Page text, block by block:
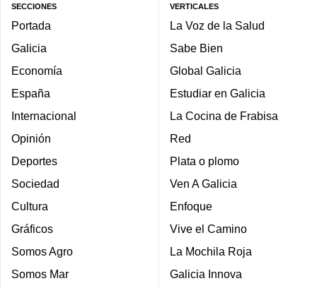
SECCIONES
Portada
Galicia
Economía
España
Internacional
Opinión
Deportes
Sociedad
Cultura
Gráficos
Somos Agro
Somos Mar
VERTICALES
La Voz de la Salud
Sabe Bien
Global Galicia
Estudiar en Galicia
La Cocina de Frabisa
Red
Plata o plomo
Ven A Galicia
Enfoque
Vive el Camino
La Mochila Roja
Galicia Innova